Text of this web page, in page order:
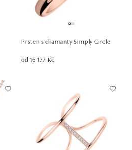
Prsten s diamanty Simply Circle
od 16 177 Kč